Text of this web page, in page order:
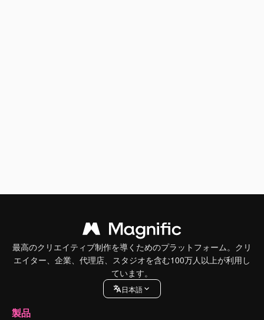
最高のクリエイティブ制作を導くためのプラットフォーム。クリ
エイター、企業、代理店、スタジオを含む100万人以上が利用し
ています。
日本語
製品